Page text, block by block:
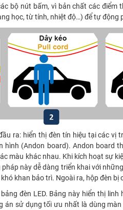
bộ nút bấm, vì bản chất các
học, từ tính, nhiệt độ…) để tự động
ra: hiển thị đèn tín hiệu tại các vị
hình (Andon board). Andon board
màu khác nhau. Khi kích hoạt sự
này dễ dàng triển khai với
khan bảo trì. Ngoài ra, hộp đèn
đèn LED. Bảng này hiển thị
án sử dụng tối ưu nhất là dùng